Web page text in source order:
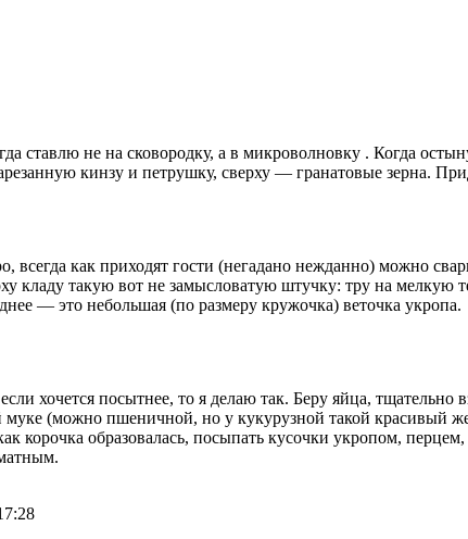
не на сковородку, а в микроволновку . Когда
кинзу и петрушку, сверху — гранатовые зерна.
всегда как приходят гости (негадано нежданно) можно
кладу такую вот не замысловатую штучку: тру на
— это небольшая (по размеру кружочка) веточка укропа.
хочется посытнее, то я делаю так. Беру яйца,
(можно пшеничной, но у кукурузной такой красивый
корочка образовалась, посыпать кусочки укропом,